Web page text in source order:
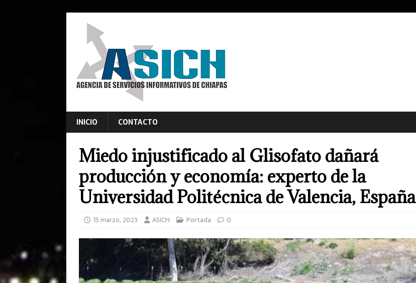
INICIO CONTACTO
Miedo injustificado al Glisofato dañará
producción y economía: experto de la
Universidad Politécnica de Valencia, España
15 marzo, 2023 ASICH Portada 0